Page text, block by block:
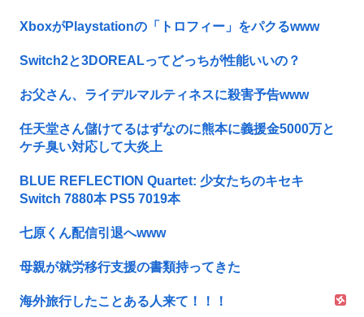
XboxがPlaystationの「トロフィー」をパクるwww
Switch2と3DOREALってどっちが性能いいの？
お父さん、ライデルマルティネスに殺害予告www
任天堂さん儲けてるはずなのに熊本に義援金5000万と
ケチ臭い対応して大炎上
BLUE REFLECTION Quartet: 少女たちのキセキ
Switch 7880本 PS5 7019本
七原くん配信引退へwww
母親が就労移行支援の書類持ってきた
海外旅行したことある人来て！！！